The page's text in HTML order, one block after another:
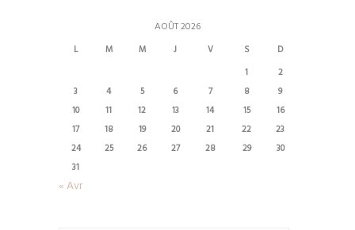
AOÛT 2026
L M M J V S
D
1
2
3
4 5 6 7 8
9
10
11 12 13 14 15
16
17
18 19 20 21 22
23
24
25 26 27 28 29
30
31
« Avr